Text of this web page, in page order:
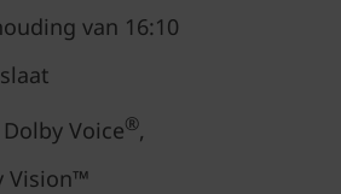
van 16:10
Voice®,
Vision™